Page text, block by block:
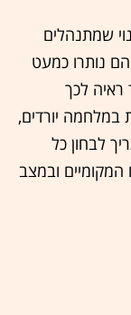
שמתנהלים
נותרו כמעט
עוד ראיה לכך
במלחמה יורדים,
לבחון כל
המקומיים ובמצב